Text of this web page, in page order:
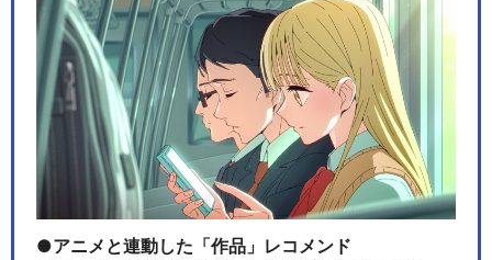
アニメと連動した「作品」レコメンド